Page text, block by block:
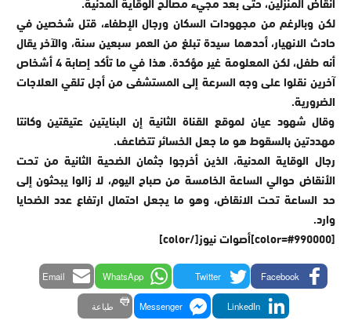
لكن وبالرغم من مجهودات السكان ورجال الإطفاء، قتل شخصين في
حادث الانهيار، أحدهما سيدة تبلغ من العمر سبعين سنة، والآخر يقال
أنه طفل، لكن المعلومة غير مؤكدة. هذا في ما تأكد إصابة 4 أشخاص
آخرين نقلوا على وجه السرعة إلى المستشفى من أجل تلقي العلاجات
الضرورية.
وقال شهود عيان لموقع القناة الثانية إن البنايتين عتيقتين وكانتا
مهددتين بالسقوط هو ما جعل الخسائر تتضاعف.
رجال الوقاية المدنية، الذين أخرجوا جثمان الضحية الثانية من تحت
الأنقاض حوالي الساعة الخامسة من صباح اليوم، لا زالوا يبحثون إلى
حد الساعة تحت الانقاض، وهو ما يجعل احتمال ارتفاع عدد الضحايا
وارد.
[color=#990000]أصوات نيوز[/color]
Facebook
Twitter
WhatsApp
Email
LinkedIn
Messenger طباعة